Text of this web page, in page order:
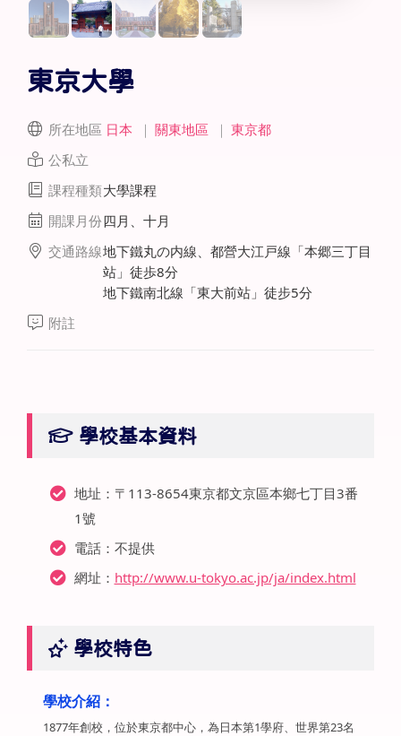
東京大學
所在地區 日本 ｜ 關東地區 ｜ 東京都
公私立
課程種類大學課程
開課月份四月、十月
交通路線地下鐵丸の内線、都營大江戸線「本郷三丁目
站」徒歩8分
地下鐵南北線「東大前站」徒步5分
附註
學校基本資料
地址：〒113-8654東京都文京區本鄉七丁目3番
1號
電話：不提供
網址： http://www.u-tokyo.ac.jp/ja/index.html
學校特色
學校介紹：
1877年創校，位於東京都中心，為日本第1學府、世界第23名